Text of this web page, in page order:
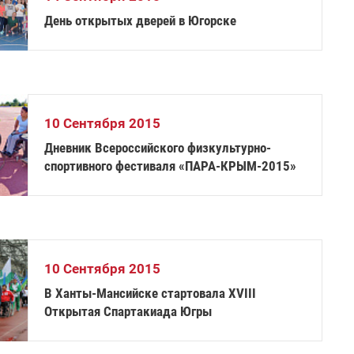
День открытых дверей в Югорске
10 Сентября 2015
Дневник Всероссийского физкультурно-
спортивного фестиваля «ПАРА-КРЫМ-2015»
10 Сентября 2015
В Ханты-Мансийске стартовала XVIII
Открытая Спартакиада Югры